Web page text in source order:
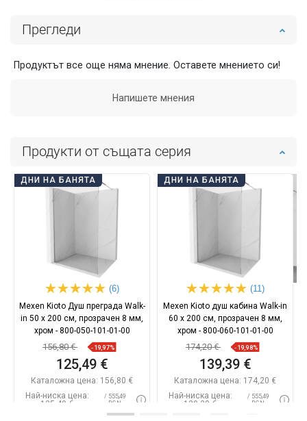
Прегледи
Продуктът все още няма мнение. Оставете мнението си!
Напишете мнения
Продукти от същата серия
ДНИ НА БАНЯТА
(6)
Mexen Kioto Душ преграда Walk-
in 50 x 200 см, прозрачен 8 мм,
хром - 800-050-101-01-00
156,80 € -19,97%
125,49 €
Каталожна цена: 156,80 €
Най-ниска цена:
125,49 €
/ 555,49
BGN
ДНИ НА БАНЯТА
(11)
Mexen Kioto душ кабина Walk-in
60 x 200 см, прозрачен 8 мм,
хром - 800-060-101-01-00
174,20 € -19,98%
139,39 €
Каталожна цена: 174,20 €
Най-ниска цена:
139,39 €
/ 555,49
BGN